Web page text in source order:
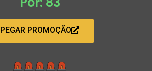
PEGAR PROMOÇÃO